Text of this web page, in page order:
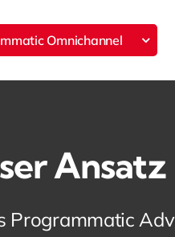
Omnichannel
Ansatz
Programmatic